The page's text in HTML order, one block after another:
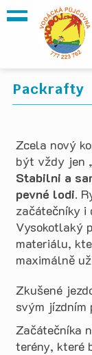
Packrafty
Zcela nový
být vždy jen
Stabilni a
pevné lodi.
začátečníky i
Vysokotlaký
materiálu,
maximálně
Zkušené
svým jízdním
Začátečníka
terény, které